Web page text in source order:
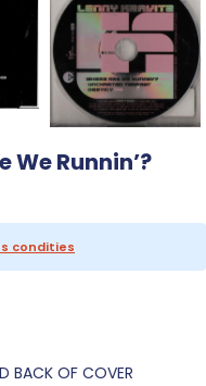
We Runnin’?
condities
BACK OF COVER